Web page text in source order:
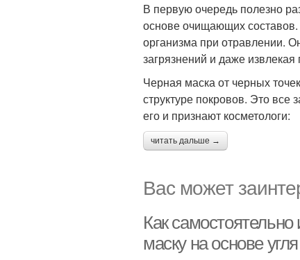
В первую очередь полезно
основе очищающих составов.
организма при отравлении.
загрязнений и даже извлекая
Черная маска от черных
структуре покровов. Это все
его и признают косметологи:
читать дальше →
Вас может
Как
маску на основе угля